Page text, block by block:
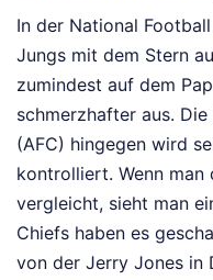
In der National
Jungs mit dem Stern
zumindest auf dem
schmerzhafter aus.
(AFC) hingegen wird
kontrolliert. Wenn
vergleicht, sieht man
Chiefs haben es
von der Jerry Jones in